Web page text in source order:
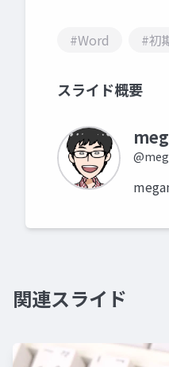
#Word #初
スライド概要
関連スライド